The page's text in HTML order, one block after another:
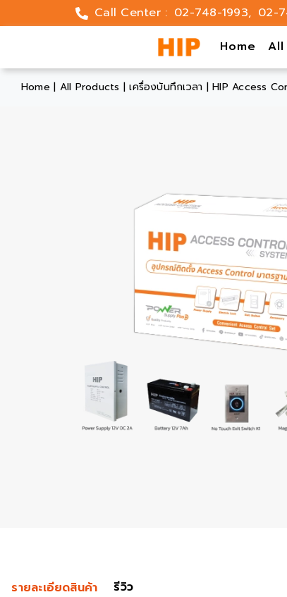
to
Call Center : 02-748-1993, 02-
Home
Home| All Products |เครื่องบันทึกเวลา |HIP Access
รายละเอียดสินค้า รีวิว